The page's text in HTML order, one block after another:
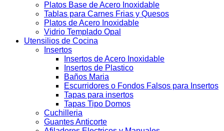
Platos Base de Acero Inoxidable
Tablas para Carnes Frias y Quesos
Platos de Acero Inoxidable
Vidrio Templado Opal
Utensilios de Cocina
Insertos
Insertos de Acero Inoxidable
Insertos de Plastico
Baños Maria
Escurridores o Fondos Falsos para Insertos
Tapas para insertos
Tapas Tipo Domos
Cuchilleria
Guantes Anticorte